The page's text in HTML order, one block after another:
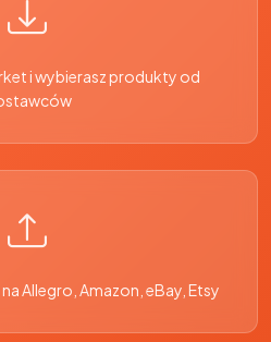
i wybierasz produkty od
Allegro, Amazon, eBay, Etsy